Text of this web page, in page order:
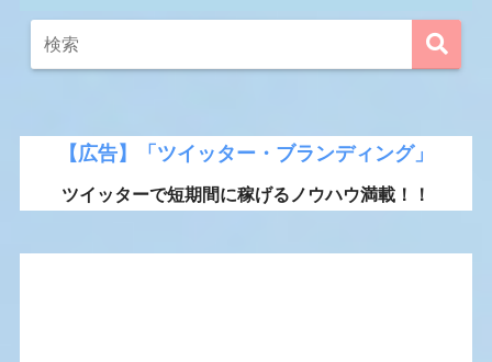
【広告】「ツイッター・ブランディング」
ツイッターで短期間に稼げるノウハウ満載！！